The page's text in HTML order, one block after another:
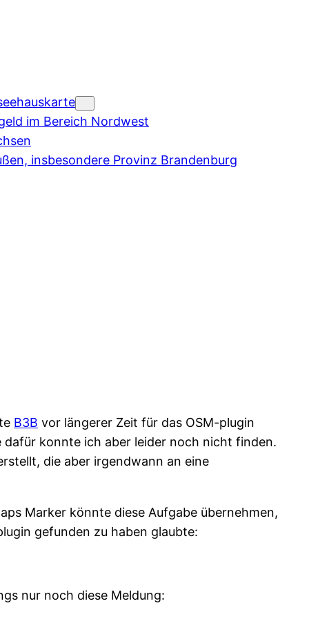
im Bereich Nordwest
insbesondere Provinz Brandenburg
B3B vor längerer Zeit für das OSM-plugin
konnte ich aber leider noch nicht finden.
die aber irgendwann an eine
Marker könnte diese Aufgabe übernehmen,
gefunden zu haben glaubte:
nur noch diese Meldung: